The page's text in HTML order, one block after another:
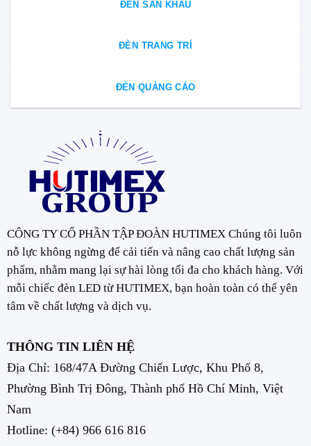
ĐÈN SÂN KHẤU
ĐÈN TRANG TRÍ
ĐÈN QUẢNG CÁO
CÔNG TY CỔ PHẦN TẬP ĐOÀN HUTIMEX Chúng tôi luôn
nỗ lực không ngừng để cải tiến và nâng cao chất lượng sản
phẩm, nhằm mang lại sự hài lòng tối đa cho khách hàng. Với
mỗi chiếc đèn LED từ HUTIMEX, bạn hoàn toàn có thể yên
tâm về chất lượng và dịch vụ.
THÔNG TIN LIÊN HỆ
Địa Chỉ: 168/47A Đường Chiến Lược, Khu Phố 8,
Phường Bình Trị Đông, Thành phố Hồ Chí Minh, Việt
Nam
Hotline: (+84) 966 616 816